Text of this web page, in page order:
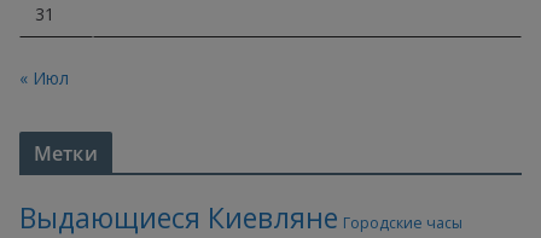
31
« Июл
Метки
Выдающиеся Киевляне Городские часы